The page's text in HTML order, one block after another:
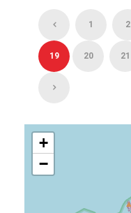
1 2
19 20 21
+
−